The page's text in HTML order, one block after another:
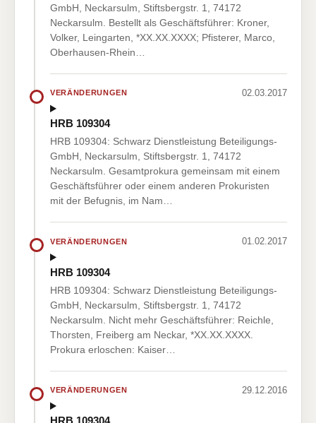
GmbH, Neckarsulm, Stiftsbergstr. 1, 74172
Neckarsulm. Bestellt als Geschäftsführer: Kroner,
Volker, Leingarten, *XX.XX.XXXX; Pfisterer, Marco,
Oberhausen-Rhein…
VERÄNDERUNGEN 02.03.2017
HRB 109304
HRB 109304: Schwarz Dienstleistung Beteiligungs-
GmbH, Neckarsulm, Stiftsbergstr. 1, 74172
Neckarsulm. Gesamtprokura gemeinsam mit einem
Geschäftsführer oder einem anderen Prokuristen
mit der Befugnis, im Nam…
VERÄNDERUNGEN 01.02.2017
HRB 109304
HRB 109304: Schwarz Dienstleistung Beteiligungs-
GmbH, Neckarsulm, Stiftsbergstr. 1, 74172
Neckarsulm. Nicht mehr Geschäftsführer: Reichle,
Thorsten, Freiberg am Neckar, *XX.XX.XXXX.
Prokura erloschen: Kaiser…
VERÄNDERUNGEN 29.12.2016